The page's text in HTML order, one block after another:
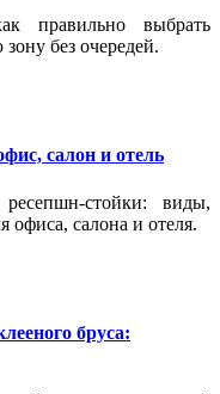
правильно выбрать
без очередей.
салон и отель
стойки: виды,
офиса, салона и отеля.
бруса: